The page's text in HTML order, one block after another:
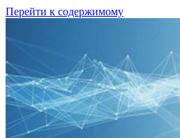
Перейти к содержимому